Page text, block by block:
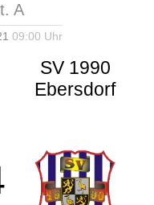
A
09:00 Uhr
SV 1990
Ebersdorf